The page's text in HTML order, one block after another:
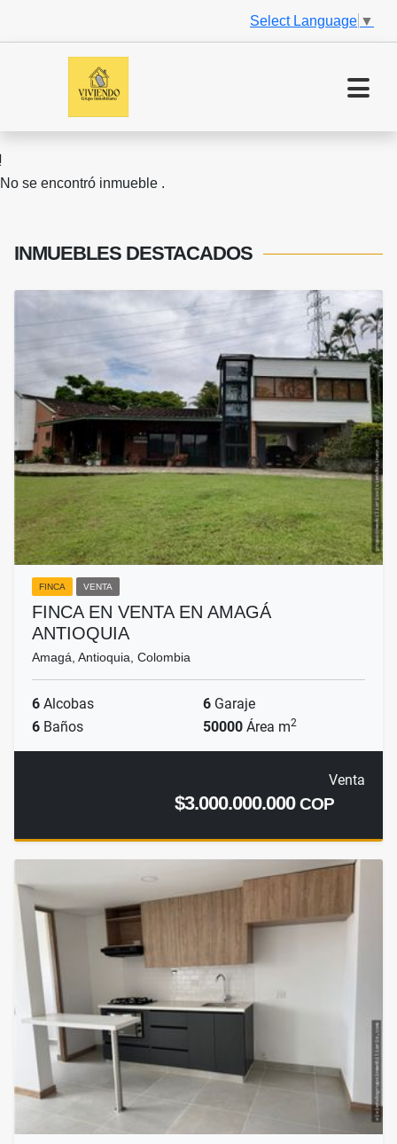
Select Language ▼
No se encontró inmueble .
INMUEBLES DESTACADOS
FINCA VENTA
FINCA EN VENTA EN AMAGÁ
ANTIOQUIA
Amagá, Antioquia, Colombia
6 Alcobas 6 Garaje
6 Baños 50000 Área m2
Venta
$3.000.000.000COP